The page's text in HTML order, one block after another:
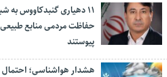
۱۱ دهیاری گنبدکاووس به
حفاظت مردمی منابع طبیعی
پیوستند
هشدار هواشناسی؛ احتمال